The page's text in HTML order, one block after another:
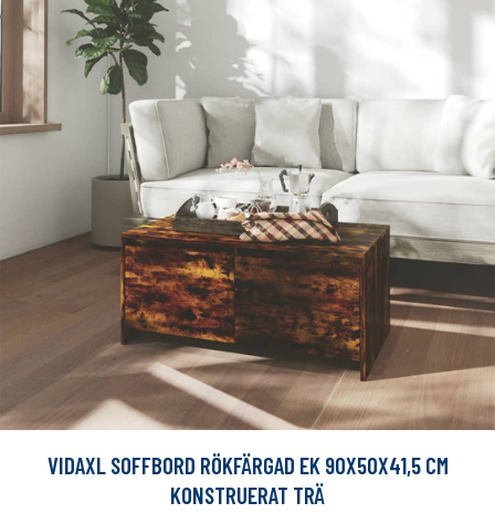
VIDAXL SOFFBORD RÖKFÄRGAD EK 90X50X41,5 CM
KONSTRUERAT TRÄ